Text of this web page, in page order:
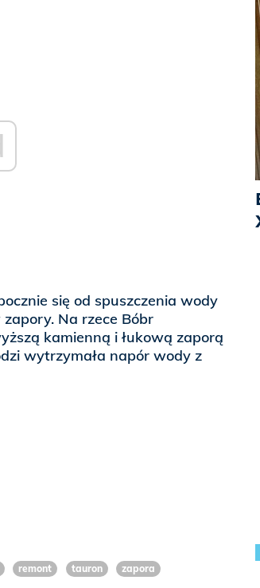
się od spuszczenia wody
Na rzece Bóbr
kamienną i łukową zaporą
wytrzymała napór wody z
remont tauron zapora